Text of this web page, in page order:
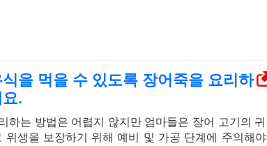
을 먹을 수 있도록 장어죽을 요리하
.
하는 방법은 어렵지 않지만 엄마들은 장어 고기의 귀
위생을 보장하기 위해 예비 및 가공 단계에 주의해야